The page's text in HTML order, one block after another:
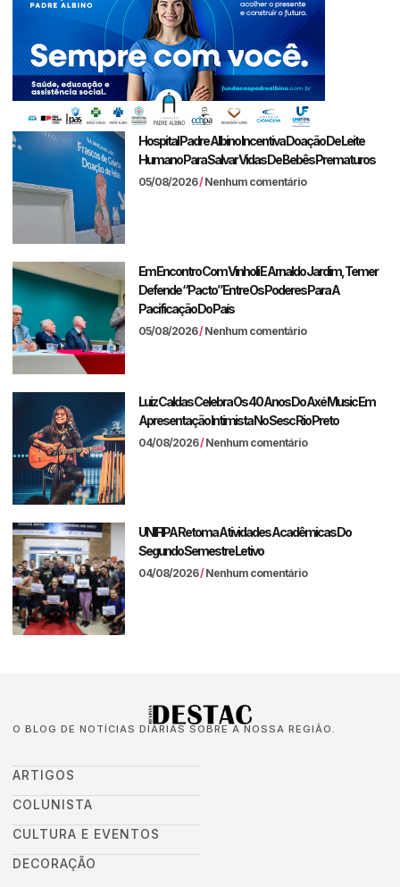
Hospital Padre Albino Incentiva Doação De Leite
Humano Para Salvar Vidas De Bebês Prematuros
05/08/2026 Nenhum comentário
Em Encontro Com Vinholi E Arnaldo Jardim, Temer
Defende “pacto” Entre Os Poderes Para A
Pacificação Do País
05/08/2026 Nenhum comentário
Luiz Caldas Celebra Os 40 Anos Do Axé Music Em
Apresentação Intimista No Sesc Rio Preto
04/08/2026 Nenhum comentário
UNIFIPA Retoma Atividades Acadêmicas Do
Segundo Semestre Letivo
04/08/2026 Nenhum comentário
O BLOG DE NOTÍCIAS DIÁRIAS SOBRE A NOSSA REGIÃO.
ARTIGOS
COLUNISTA
CULTURA E EVENTOS
DECORAÇÃO